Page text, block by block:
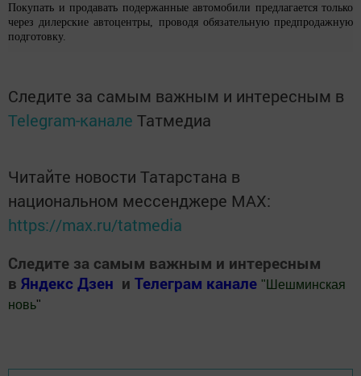
Покупать и продавать подержанные автомобили предлагается только
через дилерские автоцентры, проводя обязательную предпродажную
подготовку.
Следите за самым важным и интересным в
Telegram-канале Татмедиа
Читайте новости Татарстана в
национальном мессенджере MАХ:
https://max.ru/tatmedia
Следите за самым важным и интересным
в Яндекс Дзен и Телеграм канале " Шешминская
новь"